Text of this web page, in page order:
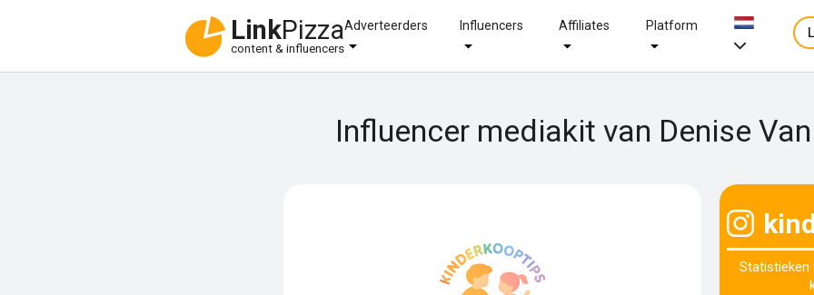
LinkPizza
content & influencers
Adverteerders Influencers Affiliates Platform
Influencer mediakit van Denise